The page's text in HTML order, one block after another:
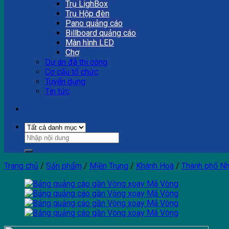
Trụ LighBox
Trụ Hộp đèn
Pano quảng cáo
Billboard quảng cáo
Màn hình LED
Chợ
Dự án đã thi công
Cơ cấu tổ chức
Tuyển dụng
Tin tức
Trang chủ / Sản phẩm / Miền Trung / Khánh Hoà / Thành phố